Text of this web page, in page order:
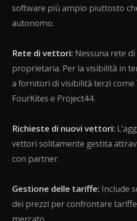
software più ampio piuttosto
autonomo.
Rete di vettori: Nessuna rete
proprietaria. Per la visibilità in
a fornitori di visibilità terzi come
FourKites e Project44.
Richieste di nuovi vettori:
vettori solitamente gestita
con partner.
Gestione delle tariffe: Include
dei prezzi per confrontare